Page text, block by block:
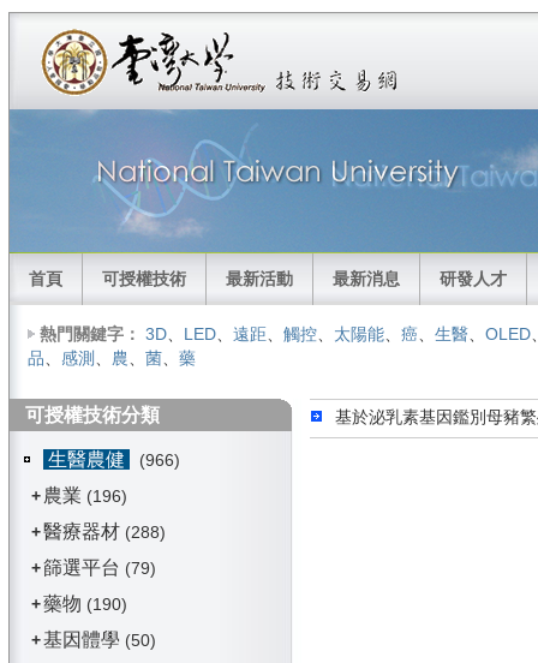
首頁 可授權技術 最新活動 最新消息 研發人才
熱門關鍵字： 3D、 LED、 遠距、 觸控、 太陽能、 癌、 生醫、 OLED
品、 感測 、 農、 菌、 藥
可授權技術分類
生醫農健
(966)
+ 農業 (196)
+醫療器材 (288)
+篩選平台 (79)
+藥物 (190)
+基因體學 (50)
基於泌乳素基因鑑別母豬